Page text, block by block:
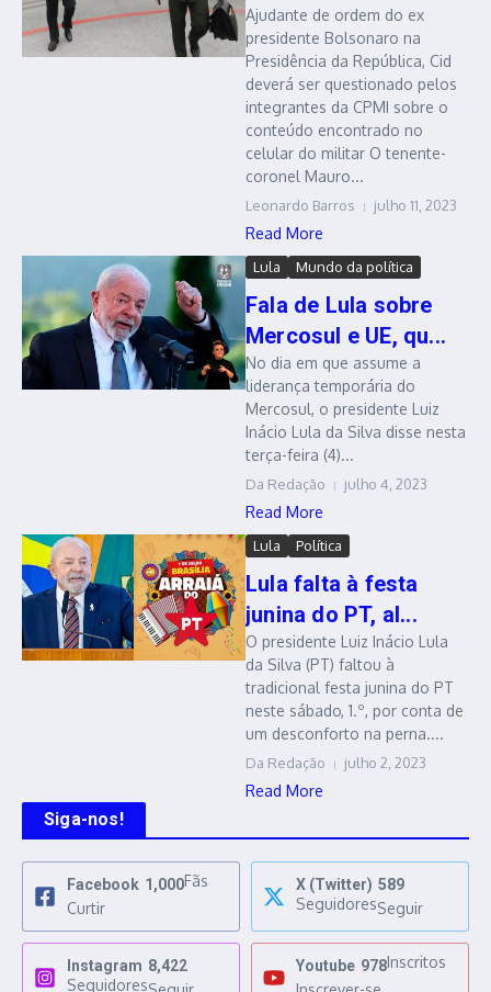
Ajudante de ordem do ex
presidente Bolsonaro na
Presidência da República, Cid
deverá ser questionado pelos
integrantes da CPMI sobre o
conteúdo encontrado no
celular do militar O tenente-
coronel Mauro...
Leonardo Barros julho 11, 2023
Read More
Lula Mundo da política
Fala de Lula sobre
Mercosul e UE, qu...
No dia em que assume a
liderança temporária do
Mercosul, o presidente Luiz
Inácio Lula da Silva disse nesta
terça-feira (4)...
Da Redação julho 4, 2023
Read More
Lula Política
Lula falta à festa
junina do PT, al...
O presidente Luiz Inácio Lula
da Silva (PT) faltou à
tradicional festa junina do PT
neste sábado, 1.º, por conta de
um desconforto na perna....
Da Redação julho 2, 2023
Read More
Siga-nos!
Facebook 1,000Fãs
Curtir
X (Twitter) 589
SeguidoresSeguir
Instagram 8,422
Seguidores
Youtube 978Inscritos